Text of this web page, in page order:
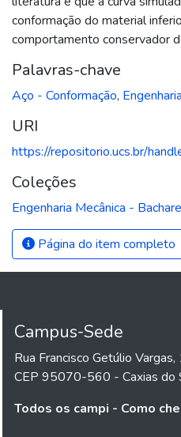
conformação do material
comportamento conservador
Palavras-chave
Aço - Conformação,
URI
https://repositorio.ucs.br/
Coleções
Engenharia Mecânica -
Página do item completo
Campus-Sede
Rua Francisco Getúlio
CEP 95070-560 - Caxias do
Todos os campi - Como